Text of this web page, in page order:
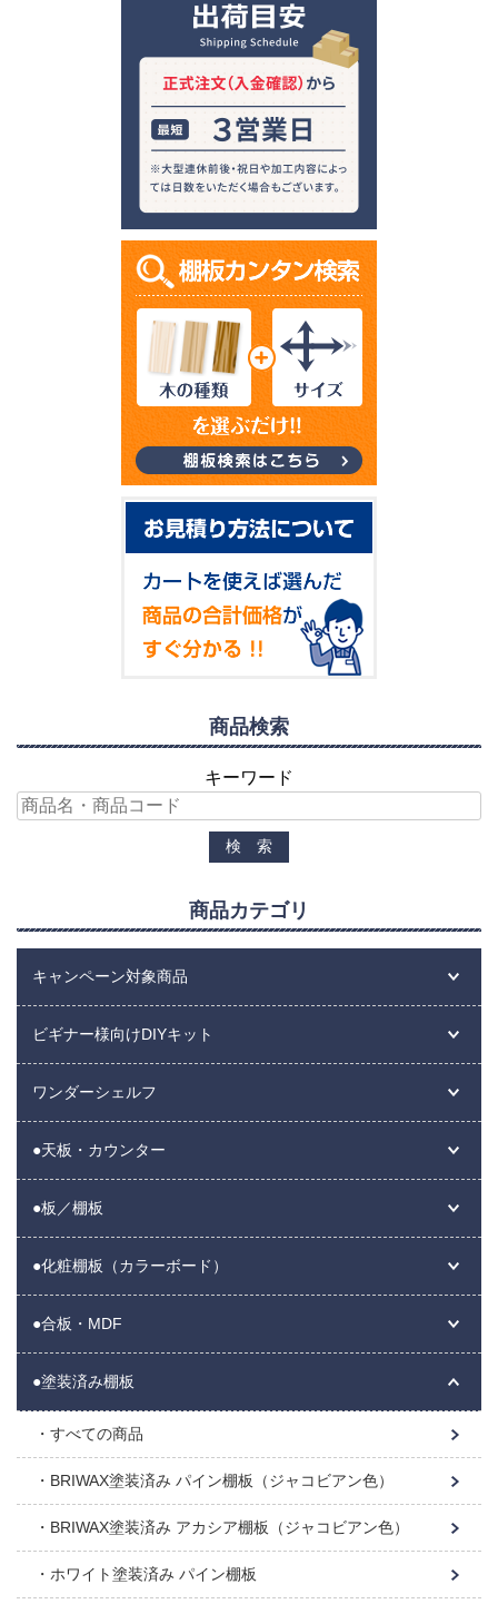
商品検索
キーワード
商品カテゴリ
キャンペーン対象商品
ビギナー様向けDIYキット
ワンダーシェルフ
●天板・カウンター
●板／棚板
●化粧棚板（カラーボード）
●合板・MDF
●塗装済み棚板
すべての商品
BRIWAX塗装済み パイン棚板（ジャコビアン色）
BRIWAX塗装済み アカシア棚板（ジャコビアン色）
ホワイト塗装済み パイン棚板